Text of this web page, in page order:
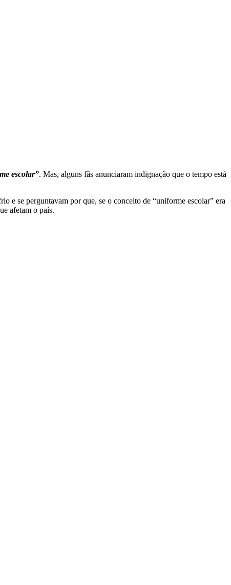
escolar”. Mas, alguns fãs anunciaram indignação que o tempo está
e se perguntavam por que, se o conceito de “uniforme escolar” era
afetam o país.